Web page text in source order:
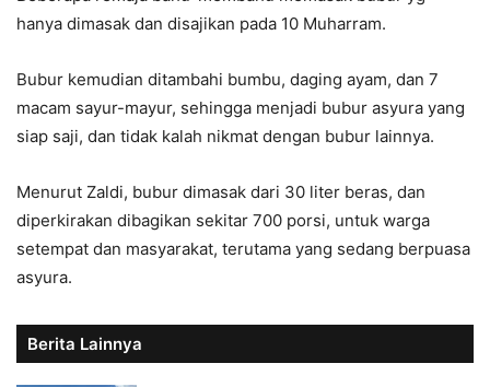
hanya dimasak dan disajikan pada 10 Muharram.
Bubur kemudian ditambahi bumbu, daging ayam, dan 7
macam sayur-mayur, sehingga menjadi bubur asyura yang
siap saji, dan tidak kalah nikmat dengan bubur lainnya.
Menurut Zaldi, bubur dimasak dari 30 liter beras, dan
diperkirakan dibagikan sekitar 700 porsi, untuk warga
setempat dan masyarakat, terutama yang sedang berpuasa
asyura.
Berita Lainnya